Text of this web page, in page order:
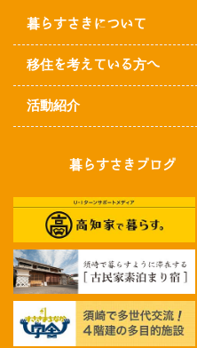
暮らすさきについて
移住を考えている方へ
活動紹介
暮らすさきブログ